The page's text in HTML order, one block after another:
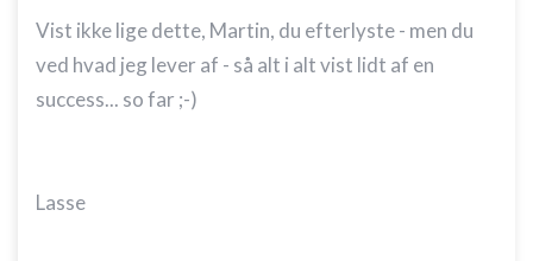
Vist ikke lige dette, Martin, du efterlyste - men du
ved hvad jeg lever af - så alt i alt vist lidt af en
success... so far ;-)
Lasse